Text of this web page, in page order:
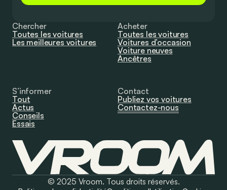
Chercher
Toutes les voitures
Les meilleures voitures
Acheter
Toutes les voitures
Voitures d’occasion
Voiture neuves
Ancêtres
S’informer
Tout
Actus
Conseils
Essais
Contact
Publiez vos voitures
Contactez-nous
© 2025 Vroom. Tous droits réservés.